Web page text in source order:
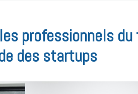
professionnels
des startups